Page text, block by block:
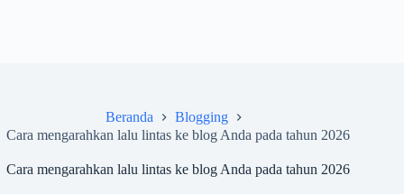
Beranda
Blogging
Cara mengarahkan lalu lintas ke blog Anda pada tahun 2026
Cara mengarahkan lalu lintas ke blog Anda pada tahun 2026